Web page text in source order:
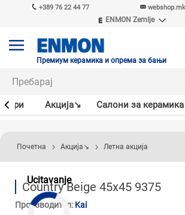
+389 76 22 44 77
ENMON Zemlje
ENMON MKD
Премиум керамика и опрема за бањи
Акцијa↘ Салони за керамика
Ucitavanje
Почетна Акцијa↘ Летна акција
Country Beige 45x45 9375
Производител: Kai